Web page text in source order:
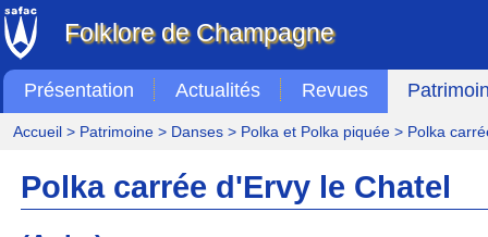
Folklore de Champagne
Présentation Actualités Revues
Accueil> Patrimoine> Danses> Polka et Polka piquée> Polka
Polka carrée d'Ervy le Chatel